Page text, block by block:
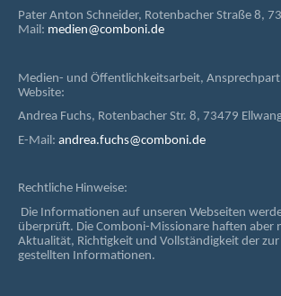
Pater Anton Schneider, Rotenbacher Straße 8,
Mail: medien@comboni.de
Medien- und Öffentlichkeitsarbeit,
Website:
Andrea Fuchs, Rotenbacher Str. 8, 73479
E-Mail: andrea.fuchs@comboni.de
Rechtliche Hinweise:
Die Informationen auf unseren Webseiten
überprüft. Die Comboni-Missionare haften aber
Aktualität, Richtigkeit und Vollständigkeit der
gestellten Informationen.